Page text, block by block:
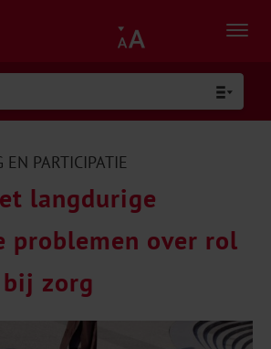
EN PARTICIPATIE
langdurige
problemen over rol
zorg